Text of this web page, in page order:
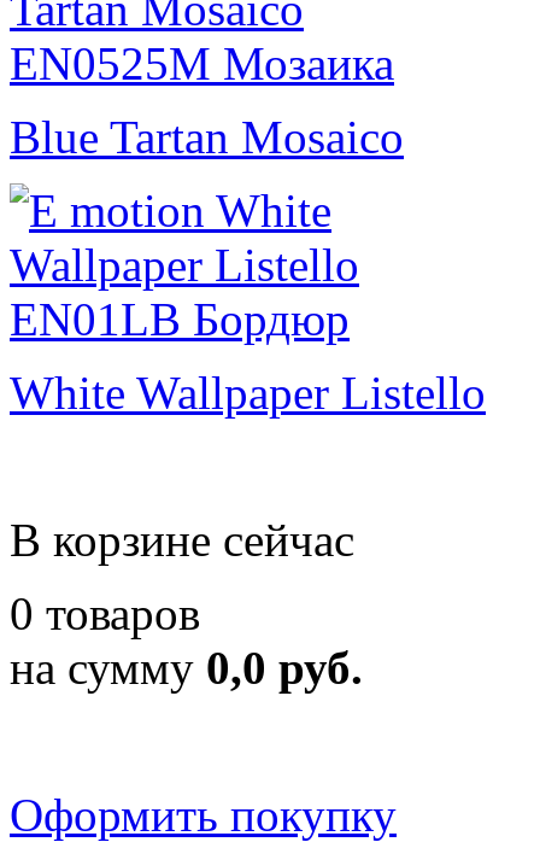
Blue Tartan Mosaico
White Wallpaper Listello
В корзине сейчас
0 товаров
на сумму 0,0 руб.
Оформить покупку